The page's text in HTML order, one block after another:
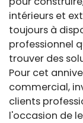
intérieurs et
toujours à
professionnel
trouver des
Pour cet
commercial,
clients
l'occasion de